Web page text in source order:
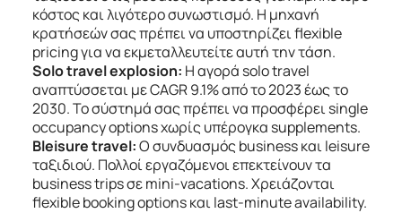
κόστος και λιγότερο συνωστισμό. Η μηχανή
κρατήσεών σας πρέπει να υποστηρίζει flexible
pricing για να εκμεταλλευτείτε αυτή την τάση.
Solo travel explosion: Η αγορά solo travel
αναπτύσσεται με CAGR 9.1% από το 2023 έως το
2030. Το σύστημά σας πρέπει να προσφέρει single
occupancy options χωρίς υπέρογκα supplements.
Bleisure travel:Ο συνδυασμός business και leisure
ταξιδιού. Πολλοί εργαζόμενοι επεκτείνουν τα
business trips σε mini-vacations. Χρειάζονται
flexible booking options και last-minute availability.